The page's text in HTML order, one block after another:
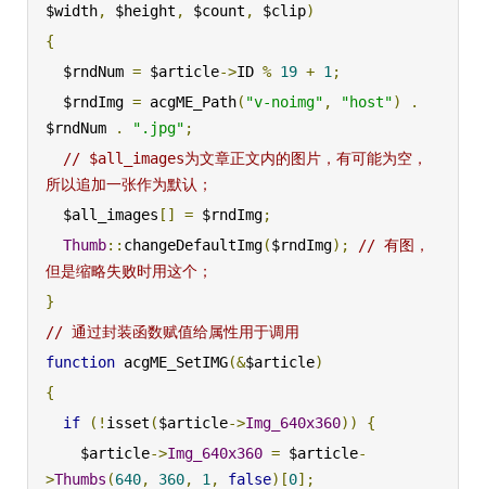
$width, $height , $count , $clip)
{
  $rndNum
= $article->ID % 19 + 1 ;
  $rndImg
= acgME_Path( "v-noimg" , "host")
.
$rndNum
. ".jpg" ;
// $all_images为文章正文内的图片，有可能为空，
所以追加一张作为默认；
  $all_images
[] = $rndImg;
Thumb:: changeDefaultImg($rndImg);
// 有图，
但是缩略失败时用这个；
}
// 通过封装函数赋值给属性用于调用
function acgME_SetIMG(&$article)
{
if
(! isset ($article->Img_640x360))
{
    $article
->Img_640x360 = $article-
>Thumbs (640, 360, 1 , false)[0];